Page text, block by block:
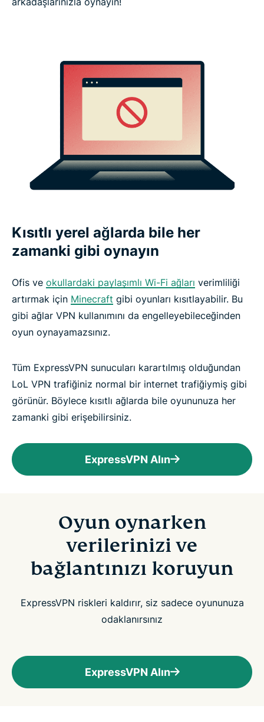
Kısıtlı yerel ağlarda bile her
zamanki gibi oynayın
Ofis ve okullardaki paylaşımlı Wi-Fi ağları verimliliği
artırmak için Minecraft gibi oyunları kısıtlayabilir. Bu
gibi ağlar VPN kullanımını da engelleyebileceğinden
oyun oynayamazsınız.
Tüm ExpressVPN sunucuları karartılmış olduğundan
LoL VPN trafiğiniz normal bir internet trafiğiymiş gibi
görünür. Böylece kısıtlı ağlarda bile oyununuza her
zamanki gibi erişebilirsiniz.
ExpressVPN Alın
Oyun oynarken
verilerinizi ve
bağlantınızı koruyun
ExpressVPN riskleri kaldırır, siz sadece oyununuza
odaklanırsınız
ExpressVPN Alın